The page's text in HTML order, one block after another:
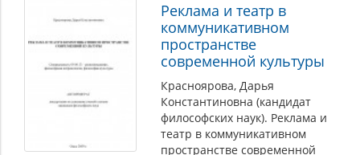
Реклама и театр в
коммуникативном
пространстве
современной культуры
Красноярова, Дарья
Константиновна (кандидат
философских наук). Реклама и
театр в коммуникативном
пространстве современной